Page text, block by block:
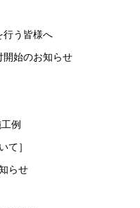
う皆様へ
開始のお知らせ
例
て］
らせ